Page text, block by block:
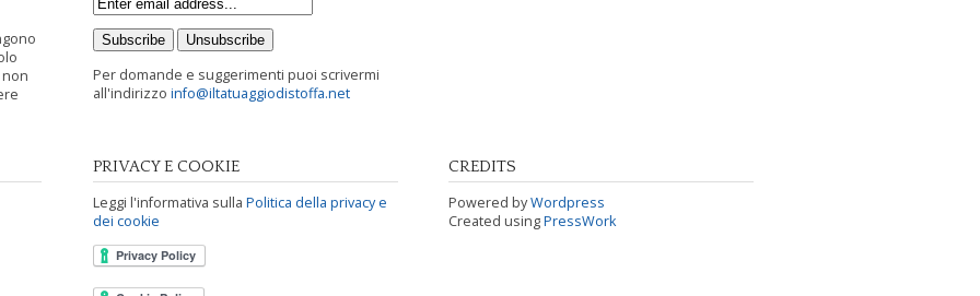
Per domande e suggerimenti puoi scrivermi
all'indirizzo info@iltatuaggiodistoffa.net
PRIVACY E COOKIE
Leggi l'informativa sulla Politica della privacy e
dei cookie
CREDITS
Powered byWordpress
Created usingPressWork